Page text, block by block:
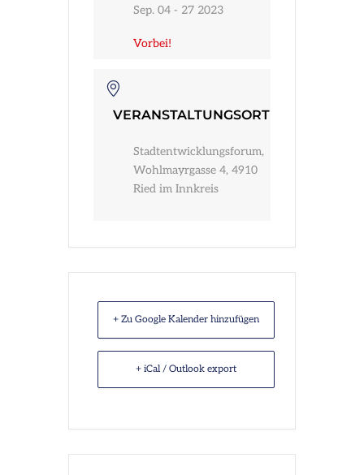
Sep. 04 - 27 2023
Vorbei!
VERANSTALTUNGSORT
Stadtentwicklungsforum,
Wohlmayrgasse 4, 4910
Ried im Innkreis
+ Zu Google Kalender hinzufügen
+ iCal / Outlook export